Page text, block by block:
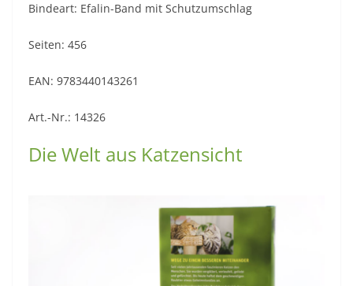
Bindeart: Efalin-Band mit Schutzumschlag
Seiten: 456
EAN: 9783440143261
Art.-Nr.: 14326
Die Welt aus Katzensicht